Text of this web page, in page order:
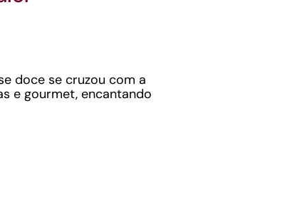
doce se cruzou com a
e gourmet, encantando